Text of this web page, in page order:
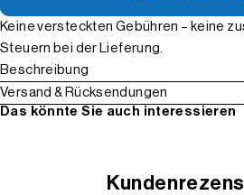
Keine versteckten Gebühren – keine
Steuern bei der Lieferung.
Beschreibung
Versand & Rücksendungen
Das könnte Sie auch interessieren